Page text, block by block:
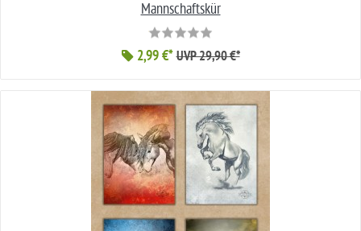
Mannschaftskür
2,99 €* UVP 29,90 €*